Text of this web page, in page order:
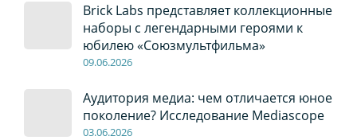
Brick Labs представляет коллекционные
наборы с легендарными героями к
юбилею «Союзмультфильма»
09.06.2026
Аудитория медиа: чем отличается юное
поколение? Исследование Mediascope
03.06.2026